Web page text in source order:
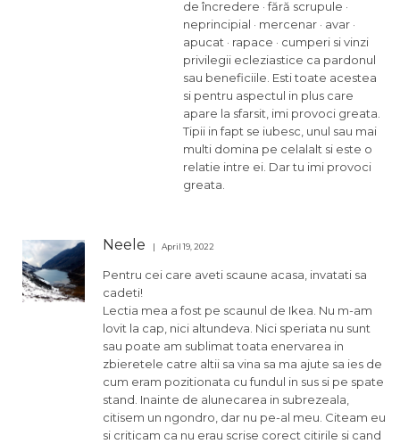
de încredere · fără scrupule ·
neprincipial · mercenar · avar ·
apucat · rapace · cumperi si vinzi
privilegii ecleziastice ca pardonul
sau beneficiile. Esti toate acestea
si pentru aspectul in plus care
apare la sfarsit, imi provoci greata.
Tipii in fapt se iubesc, unul sau mai
multi domina pe celalalt si este o
relatie intre ei. Dar tu imi provoci
greata.
Neele April 19, 2022
Pentru cei care aveti scaune acasa, invatati sa
cadeti!
Lectia mea a fost pe scaunul de Ikea. Nu m-am
lovit la cap, nici altundeva. Nici speriata nu sunt
sau poate am sublimat toata enervarea in
zbieretele catre altii sa vina sa ma ajute sa ies de
cum eram pozitionata cu fundul in sus si pe spate
stand. Inainte de alunecarea in subrezeala,
citisem un ngondro, dar nu pe-al meu. Citeam eu
si criticam ca nu erau scrise corect citirile si cand